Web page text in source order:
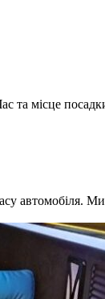
та місце